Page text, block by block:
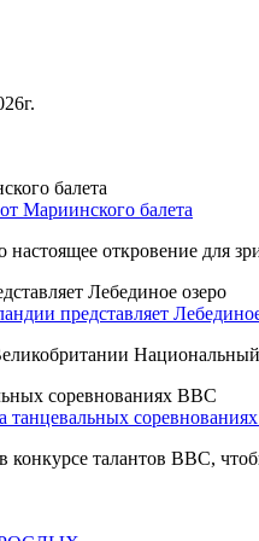
Мариинского балета
откровение для
представляет
танцевальных
конкурсе талантов BBC,